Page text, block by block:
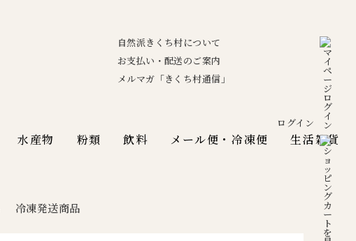
水産物 粉類 飲料 メール便・冷凍便 生活雑貨
自然派きくち村について
お支払い・配送のご案内
メルマガ「きくち村通信」
ログイン
冷凍発送商品